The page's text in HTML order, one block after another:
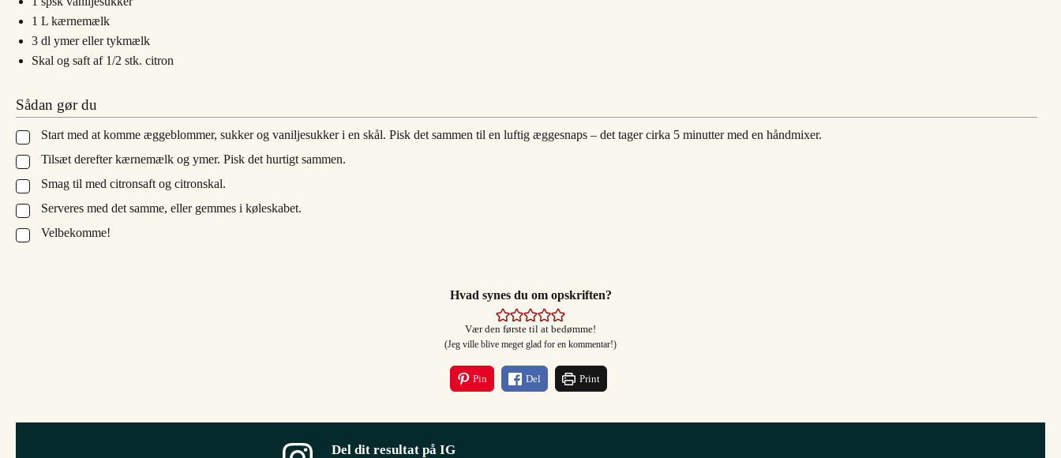
1 L kærnemælk
3 dl ymer eller tykmælk
Skal og saft af 1/2 stk. citron
Sådan gør du
▢
Start med at komme æggeblommer, sukker og vaniljesukker i en skål. Pisk det sammen til en luftig æggesnaps – det tager cirka 5 minutter med en håndmixer.
▢
Tilsæt derefter kærnemælk og ymer. Pisk det hurtigt sammen.
▢
Smag til med citronsaft og citronskal.
▢
Serveres med det samme, eller gemmes i køleskabet.
▢
Velbekomme!
Hvad synes du om opskriften?
Vær den første til at bedømme!
(Jeg ville blive meget glad for en kommentar!)
Pin Del Print
Del dit resultat på IG